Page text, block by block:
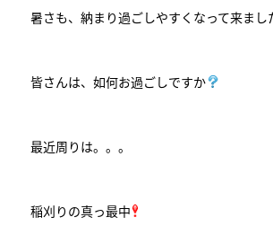
暑さも、納まり過ごしやすくなって来まし
皆さんは、如何お過ごしですか
最近周りは。。。
稲刈りの真っ最中